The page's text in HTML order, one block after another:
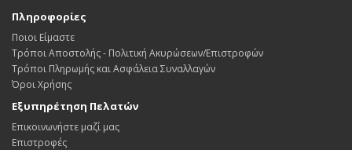
Πληροφορίες
Ποιοι Είμαστε
Τρόποι Αποστολής - Πολιτική Ακυρώσεων/Επιστροφών
Τρόποι Πληρωμής και Ασφάλεια Συναλλαγών
Όροι Χρήσης
Εξυπηρέτηση Πελατών
Επικοινωνήστε μαζί μας
Επιστροφές